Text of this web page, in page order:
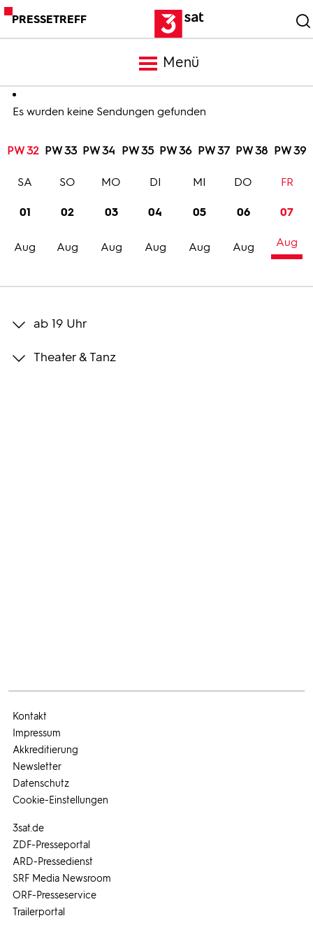
PRESSETREFF
Menü
Meldungen
Programm
Trailer
Bilder
Es wurden keine Sendungen gefunden
PW 32 PW 33 PW 34 PW 35 PW 36 PW 37 PW 38 PW 39
01
Aug
SA
02
Aug
SO
03
Aug
MO
04
Aug
DI
05
Aug
MI
06
Aug
DO
07
Aug
FR
ab 19 Uhr
Theater & Tanz
3sat.de
ZDF-Presseportal
ARD-Pressedienst
SRF Media Newsroom
ORF-Presseservice
Trailerportal
Kontakt
Impressum
Akkreditierung
Newsletter
Datenschutz
Cookie-Einstellungen